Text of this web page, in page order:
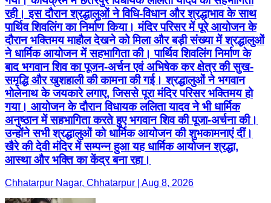
रही। इस दौरान श्रद्धालुओं ने विधि-विधान और श्रद्धाभाव के साथ
पार्थिव शिवलिंग का निर्माण किया। मंदिर परिसर में पूरे आयोजन के
दौरान भक्तिमय माहौल देखने को मिला और बड़ी संख्या में श्रद्धालुओं
ने धार्मिक आयोजन में सहभागिता की। पार्थिव शिवलिंग निर्माण के
बाद भगवान शिव का पूजन-अर्चन एवं अभिषेक कर क्षेत्र की सुख-
समृद्धि और खुशहाली की कामना की गई। श्रद्धालुओं ने भगवान
भोलेनाथ के जयकारे लगाए, जिससे पूरा मंदिर परिसर भक्तिमय हो
गया। आयोजन के दौरान विधायक ललिता यादव ने भी धार्मिक
अनुष्ठान में सहभागिता करते हुए भगवान शिव की पूजा-अर्चना की।
उन्होंने सभी श्रद्धालुओं को धार्मिक आयोजन की शुभकामनाएं दीं।
खैरे की देवी मंदिर में सम्पन्न हुआ यह धार्मिक आयोजन श्रद्धा,
आस्था और भक्ति का केंद्र बना रहा।
Chhatarpur Nagar, Chhatarpur | Aug 8, 2026